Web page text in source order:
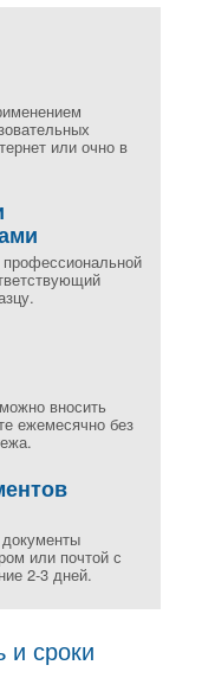
или очно в
вносить
ежемесячно без
или почтой с
2-3 дней.
и сроки